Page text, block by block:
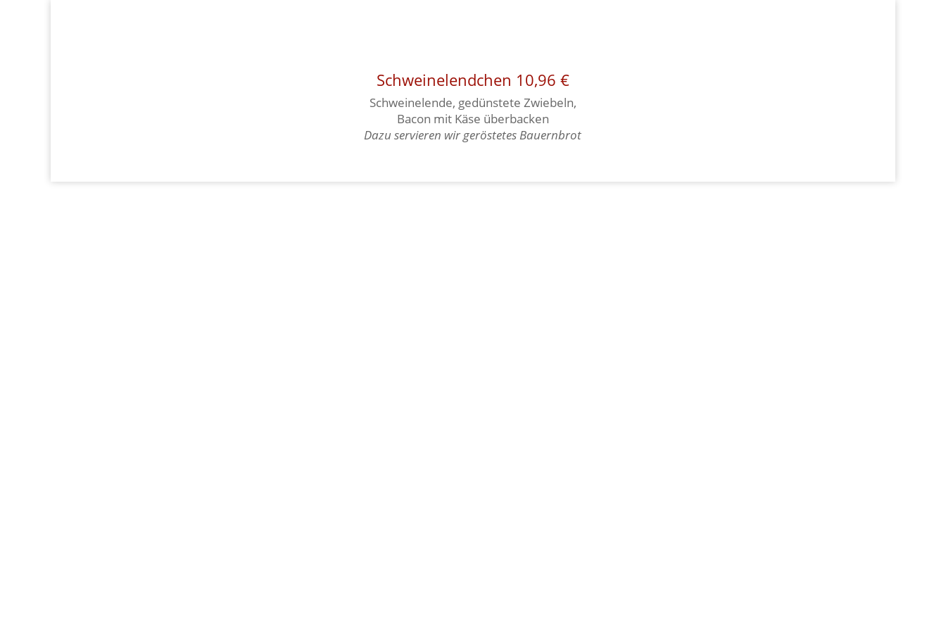
Schweinelendchen 10,96 €
Schweinelende, gedünstete Zwiebeln,
Bacon mit Käse überbacken
Dazu servieren wir geröstetes Bauernbrot